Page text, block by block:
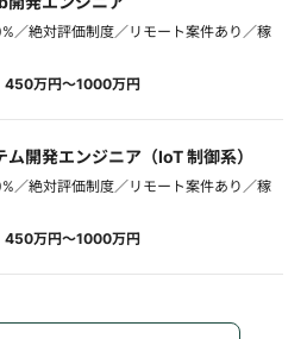
／絶対評価制度／リモート案件あり／稼
万円～1000万円
開発エンジニア（IoT 制御系）
／絶対評価制度／リモート案件あり／稼
万円～1000万円